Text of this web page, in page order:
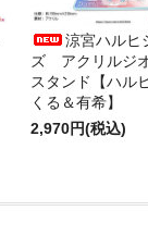
涼宮ハルヒ
ズ アクリルジ
スタンド【ハル
くる＆有希】
2,970円(税込)